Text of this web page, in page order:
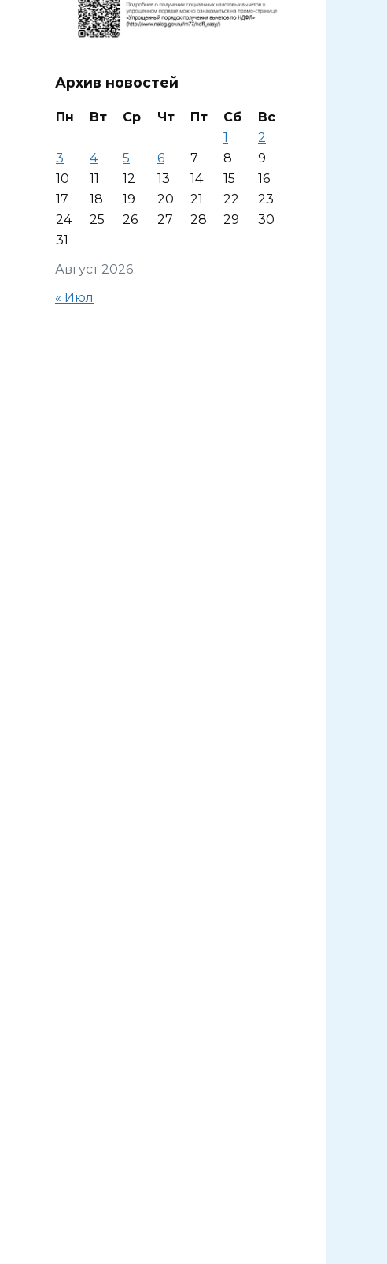
Архив новостей
Август 2026
Пн Вт Ср Чт Пт Сб
Вс
1
2
3
4 5 6 7 8
9
10
11 12 13 14 15
16
17
18 19 20 21 22
23
24
25 26 27 28 29
30
31
« Июл